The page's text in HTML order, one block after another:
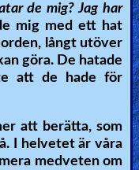
de mig? Jag har
mig med ett hat
långt utöver
göra. De hatade
att de hade för
att berätta, som
I helvetet är våra
medveten om